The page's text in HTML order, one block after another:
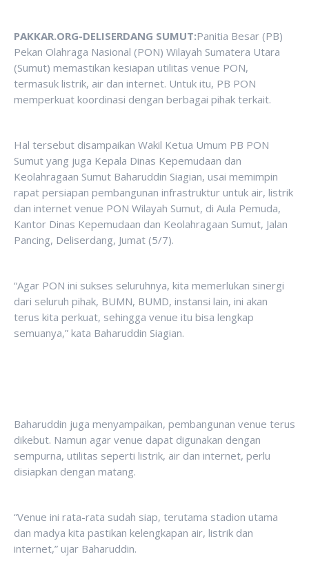
PAKKAR.ORG-DELISERDANG SUMUT:Panitia Besar (PB)
Pekan Olahraga Nasional (PON) Wilayah Sumatera Utara
(Sumut) memastikan kesiapan utilitas venue PON,
termasuk listrik, air dan internet. Untuk itu, PB PON
memperkuat koordinasi dengan berbagai pihak terkait.
Hal tersebut disampaikan Wakil Ketua Umum PB PON
Sumut yang juga Kepala Dinas Kepemudaan dan
Keolahragaan Sumut Baharuddin Siagian, usai memimpin
rapat persiapan pembangunan infrastruktur untuk air, listrik
dan internet venue PON Wilayah Sumut, di Aula Pemuda,
Kantor Dinas Kepemudaan dan Keolahragaan Sumut, Jalan
Pancing, Deliserdang, Jumat (5/7).
“Agar PON ini sukses seluruhnya, kita memerlukan sinergi
dari seluruh pihak, BUMN, BUMD, instansi lain, ini akan
terus kita perkuat, sehingga venue itu bisa lengkap
semuanya,” kata Baharuddin Siagian.
Baharuddin juga menyampaikan, pembangunan venue terus
dikebut. Namun agar venue dapat digunakan dengan
sempurna, utilitas seperti listrik, air dan internet, perlu
disiapkan dengan matang.
“Venue ini rata-rata sudah siap, terutama stadion utama
dan madya kita pastikan kelengkapan air, listrik dan
internet,” ujar Baharuddin.